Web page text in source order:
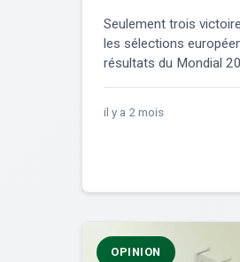
Seulement trois
les sélections
résultats du Mondial
il y a 2 mois
OPINION